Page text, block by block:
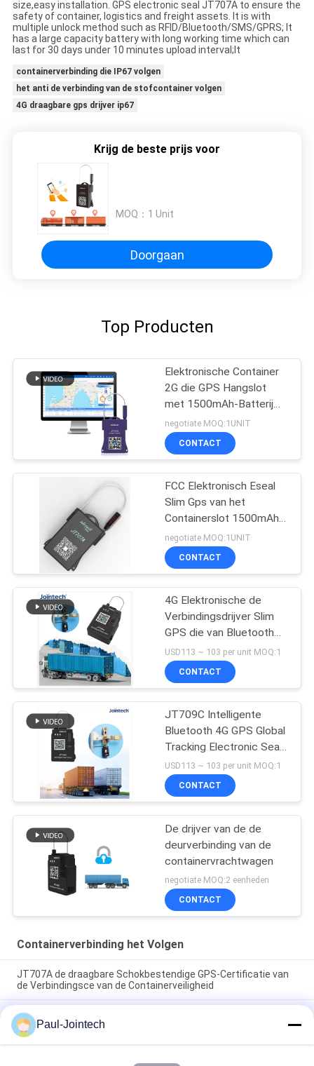
size,easy installation. GPS electronic seal JT707A to ensure the
safety of container, logistics and freight assets. It is with
multiple unlock method such as RFID/Bluetooth/SMS/GPRS; It
has a large capacity battery with long working time which can
last for 30 days under 10 minutes upload interval;It
containerverbinding die IP67 volgen
het anti de verbinding van de stofcontainer volgen
4G draagbare gps drijver ip67
Krijg de beste prijs voor
MOQ： 1 Unit
Doorgaan
Top Producten
Elektronische Container
2G die GPS Hangslot
met 1500mAh-Batterij
volgen
negotiate MOQ:1UNIT
CONTACT
FCC Elektronisch Eseal
Slim Gps van het
Containerslot 1500mAh
Elektronisch
Verbindingsslot
negotiate MOQ:1UNIT
CONTACT
4G Elektronische de
Verbindingsdrijver Slim
GPS die van Bluetooth
Jointech JT709C volgen
USD113 ~ 103 per unit MOQ:1
CONTACT
JT709C Intelligente
Bluetooth 4G GPS Global
Tracking Electronic Seal
Tracker
USD113 ~ 103 per unit MOQ:1
CONTACT
De drijver van de de
deurverbinding van de
containervrachtwagen
negotiate MOQ:2 eenheden
CONTACT
Containerverbinding het Volgen
JT707A de draagbare Schokbestendige GPS-Certificatie van
de Verbindingsce van de Containerveiligheid
Van de Activagps van het magneethangslot de Drijvers4g
Container die van de Elektronische Verbinding van GPS de
plaats bepalen
Paul-Jointech